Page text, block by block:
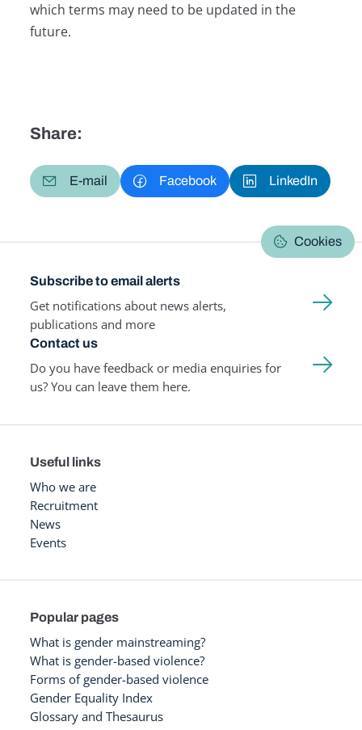
which terms may need to be updated in the
future.
Share:
E-mail Facebook LinkedIn
Cookies
Subscribe to email alerts
Get notifications about news alerts,
publications and more
Contact us
Do you have feedback or media enquiries for
us? You can leave them here.
Useful links
Who we are
Recruitment
News
Events
Popular pages
What is gender mainstreaming?
What is gender-based violence?
Forms of gender-based violence
Gender Equality Index
Glossary and Thesaurus